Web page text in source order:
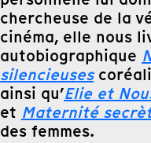
chercheuse de la
cinéma, elle nous
autobiographique
silencieuses
ainsi qu’Elie et
et Maternité
des femmes.